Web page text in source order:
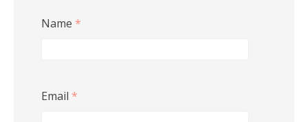
Name *
Email *